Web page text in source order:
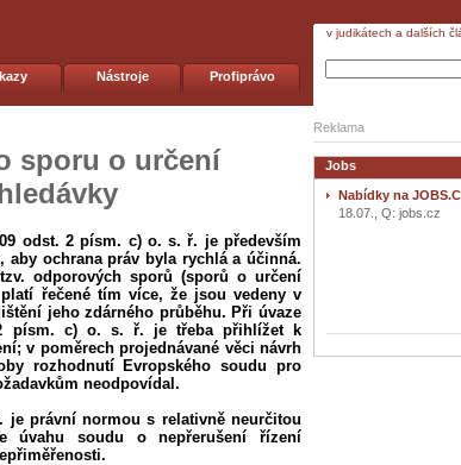
Nástroje Profiprávo
v judikátech a dalších
sporu o určení
odst. 2 písm. c) o. s. ř. je především
ochrana práv byla rychlá a účinná.
odporových sporů (sporů o určení
řečené tím více, že jsou vedeny v
jeho zdárného průběhu. Při úvaze
písm. c) o. s. ř. je třeba přihlížet k
v poměrech projednávané věci návrh
rozhodnutí Evropského soudu pro
neodpovídal.
je právní normou s relativně neurčitou
úvahu soudu o nepřerušení řízení
Reklama
Jobs
Nabídky na
18.07., Q: jobs.cz